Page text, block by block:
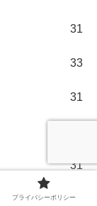
31
33
31
31
33
プライバシーポリシー